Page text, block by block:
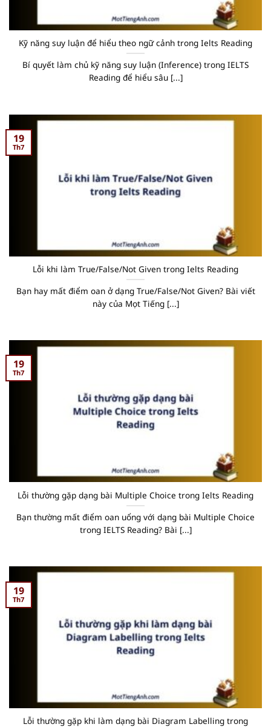
Kỹ năng suy luận để hiểu theo ngữ cảnh trong Ielts Reading
Bí quyết làm chủ kỹ năng suy luận (Inference) trong IELTS
Reading để hiểu sâu [...]
Lỗi khi làm True/False/Not Given trong Ielts Reading
Bạn hay mất điểm oan ở dạng True/False/Not Given? Bài viết
này của Mọt Tiếng [...]
19
Th7
Lỗi thường gặp dạng bài Multiple Choice trong Ielts Reading
Bạn thường mất điểm oan uổng với dạng bài Multiple Choice
trong IELTS Reading? Bài [...]
19
Th7
Lỗi thường gặp khi làm dạng bài Diagram Labelling trong
19
Th7